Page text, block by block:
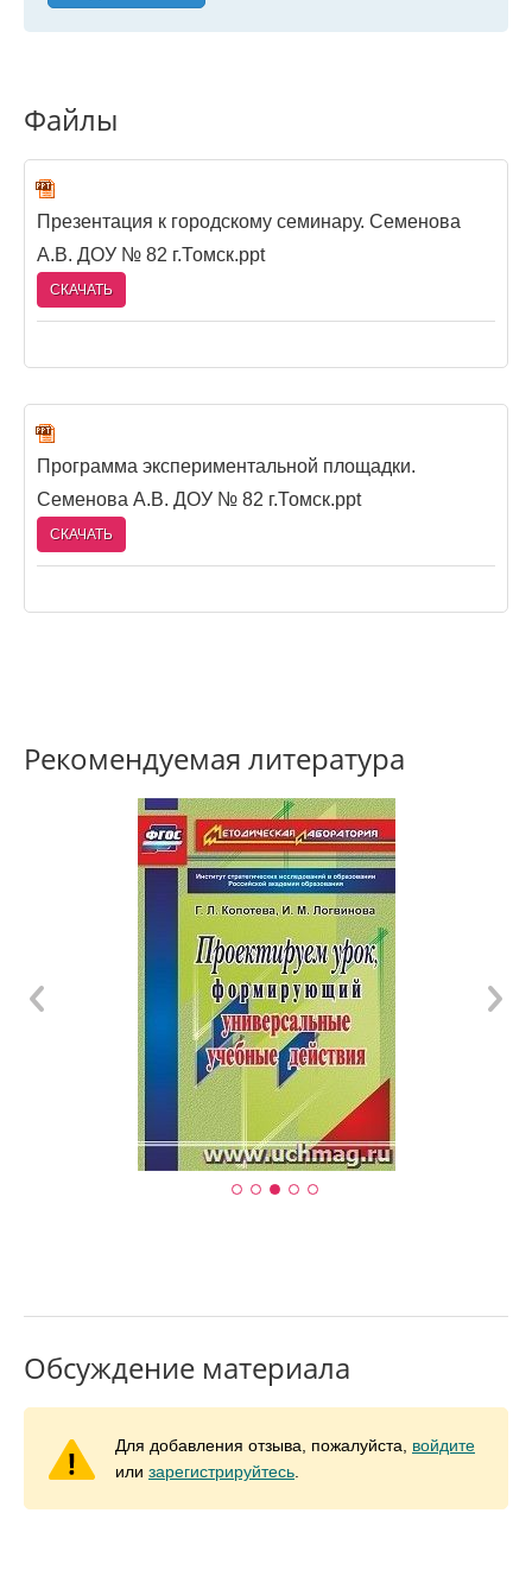
Файлы
Презентация к городскому семинару. Семенова
А.В. ДОУ № 82 г.Томск.ppt
СКАЧАТЬ
Программа экспериментальной площадки.
Семенова А.В. ДОУ № 82 г.Томск.ppt
СКАЧАТЬ
Рекомендуемая литература
Обсуждение материала
Для добавления отзыва, пожалуйста, войдите
или зарегистрируйтесь